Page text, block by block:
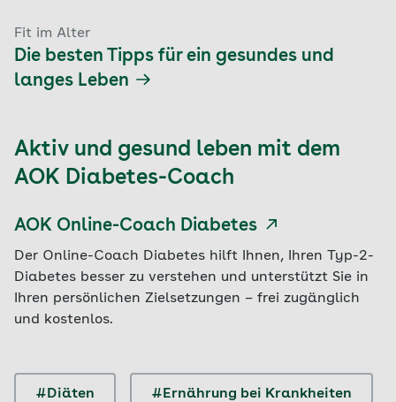
Fit im Alter
Die besten Tipps für ein gesundes und
langes Leben
Aktiv und gesund leben mit dem
AOK Diabetes-Coach
AOK Online-Coach Diabetes
Der Online-Coach Diabetes hilft Ihnen, Ihren Typ-2-
Diabetes besser zu verstehen und unterstützt Sie in
Ihren persönlichen Zielsetzungen – frei zugänglich
und kostenlos.
#Diäten #Ernährung bei Krankheiten